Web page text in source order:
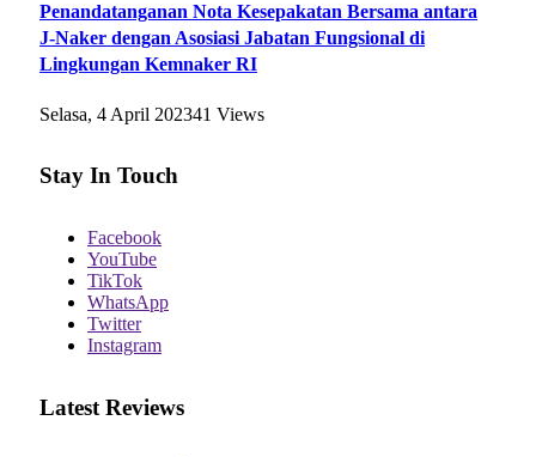
Penandatanganan Nota Kesepakatan Bersama antara
J-Naker dengan Asosiasi Jabatan Fungsional di
Lingkungan Kemnaker RI
Selasa, 4 April 202341 Views
Stay In Touch
Facebook
YouTube
TikTok
WhatsApp
Twitter
Instagram
Latest Reviews